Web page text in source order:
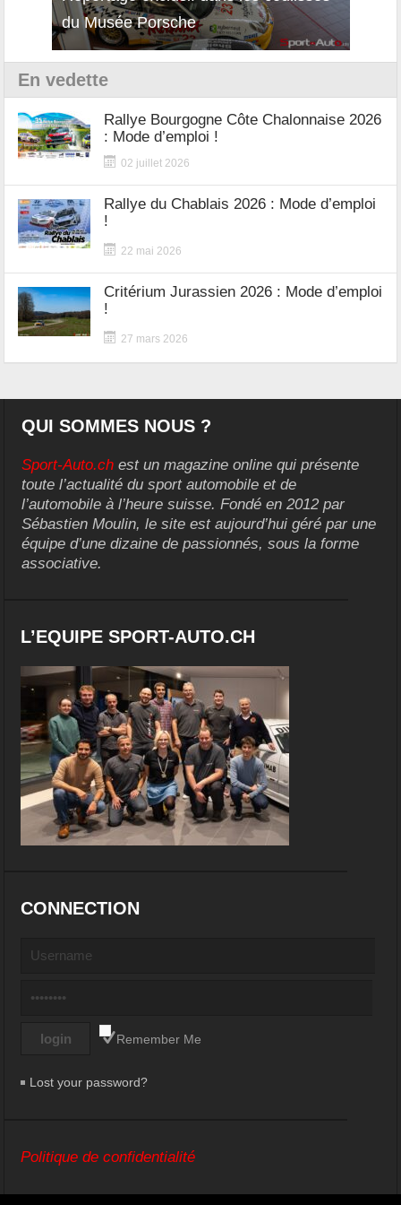
du Musée Porsche
En vedette
Rallye Bourgogne Côte Chalonnaise 2026
: Mode d’emploi !
02 juillet 2026
Rallye du Chablais 2026 : Mode d’emploi
!
22 mai 2026
Critérium Jurassien 2026 : Mode d’emploi
!
27 mars 2026
QUI SOMMES NOUS ?
Sport-Auto.ch est un magazine online qui présente
toute l’actualité du sport automobile et de
l’automobile à l’heure suisse. Fondé en 2012 par
Sébastien Moulin, le site est aujourd’hui géré par une
équipe d’une dizaine de passionnés, sous la forme
associative.
L’EQUIPE SPORT-AUTO.CH
CONNECTION
Remember Me
Lost your password?
Politique de confidentialité